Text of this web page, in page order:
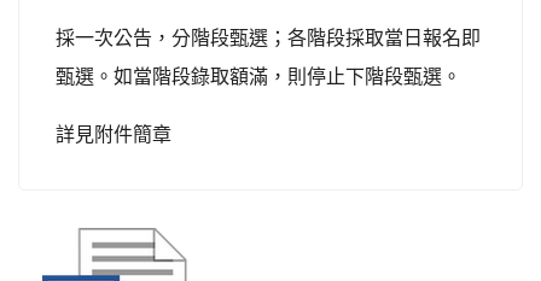
採一次公告，分階段甄選；各階段採取當日報名即
甄選。如當階段錄取額滿，則停止下階段甄選。
詳見附件簡章